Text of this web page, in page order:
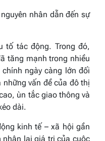
nhân dẫn đến sự
tố tác động. Trong đó,
tăng mạnh trong nhiều
ngày càng lớn đối
vấn đề của đô thị
ùn tắc giao thông và
dài.
kinh tế – xã hội gần
nhận lại giá trị của cuộc